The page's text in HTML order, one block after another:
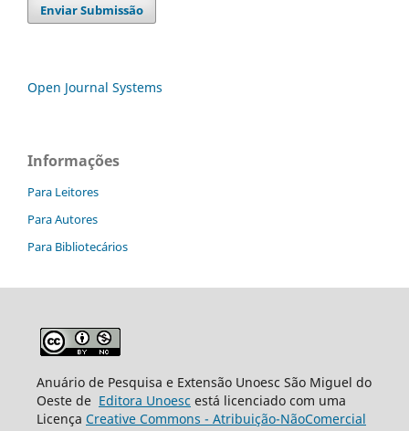
Enviar Submissão
Open Journal Systems
Informações
Para Leitores
Para Autores
Para Bibliotecários
Anuário de Pesquisa e Extensão Unoesc São Miguel do
Oeste de Editora Unoesc está licenciado com uma
Licença Creative Commons - Atribuição-NãoComercial